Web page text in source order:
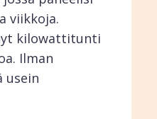
viikkoja.
kilowattitunti
Ilman
usein